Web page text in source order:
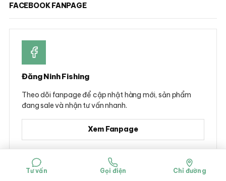
FACEBOOK FANPAGE
Đăng Ninh Fishing
Theo dõi fanpage để cập nhật hàng mới, sản phẩm
đang sale và nhận tư vấn nhanh.
Xem Fanpage